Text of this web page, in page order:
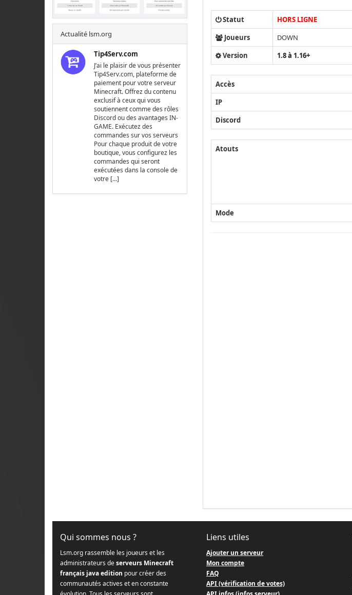
Actualité lsm.org
Tip4Serv.com
J’ai le plaisir de vous présenter
Tip4Serv.com, plateforme de
paiement pour votre serveur
Minecraft. Offrez du contenu
exclusif à ceux qui vous
soutiennent comme des rôles
Discord ou des avantages IN-
GAME. Exécutez des
commandes sur vos serveurs
Pour chaque produit de votre
boutique, vous configurez les
commandes qui seront
exécutées dans la console de
votre […]
Statut
HORS LIGNE
Joueurs
DOWN
Version
1.8 à 1.16+
Accès
IP
Discord
Atouts
Mode
Qui sommes nous ?
Lsm.org rassemble les joueurs et les
administrateurs deserveurs Minecraft
français java edition pour créer des
communautés actives et en constante
Liens utiles
Ajouter un serveur
Mon compte
FAQ
API (vérification de votes)